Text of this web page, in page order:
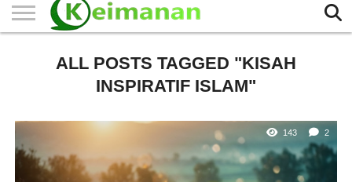
ALL POSTS TAGGED "KISAH
INSPIRATIF ISLAM"
143 2